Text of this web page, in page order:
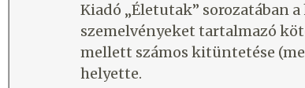
Kiadó „Életutak” sorozatában
szemelvényeket tartalmazó
mellett számos kitüntetése
helyette.